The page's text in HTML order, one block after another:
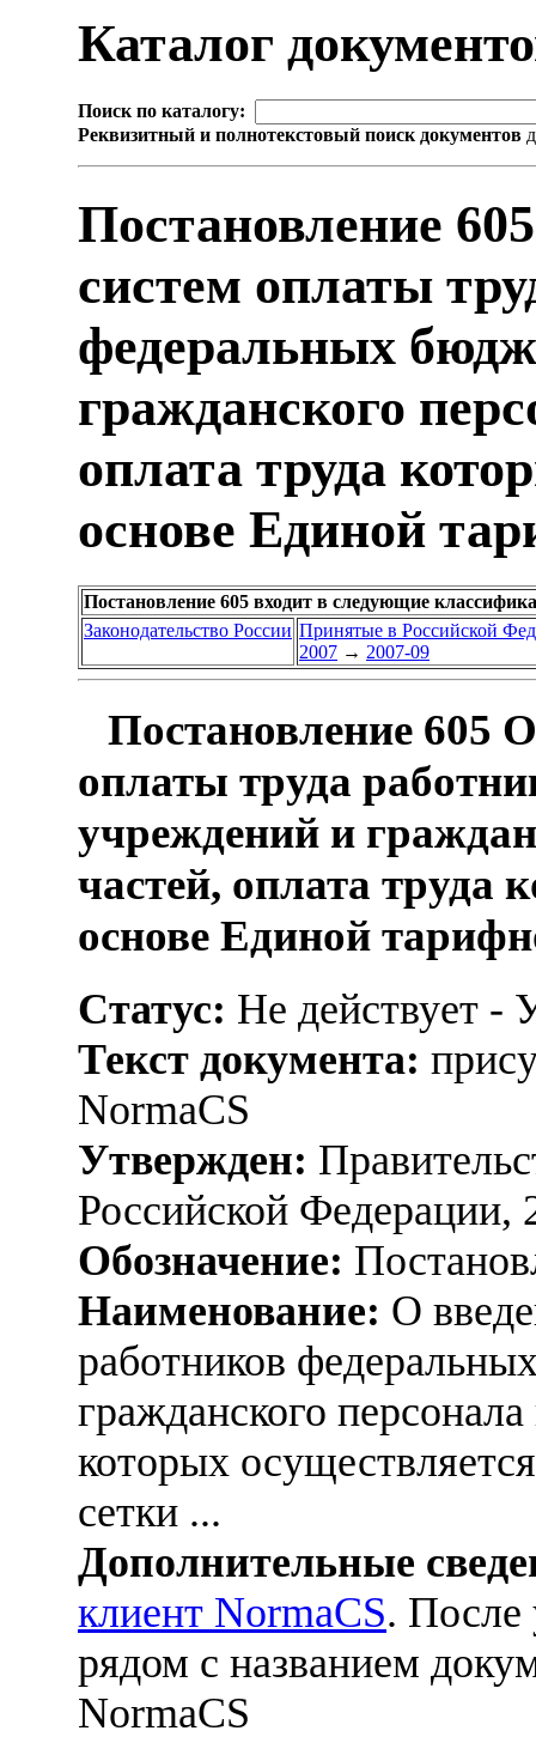
Каталог
Поиск по каталогу:
Реквизитный и полнотекстовый поиск документов
Постановление
систем оплаты
федеральных
гражданского
оплата труда
основе Единой
Постановление 605 входит в следующие
Законодательство России Принятые в Российской
2007 → 2007-09
Постановление 605
оплаты труда
учреждений и
частей, оплата труда
основе Единой
Статус: Не действует -
Текст документа:
NormaCS
Утвержден:
Российской Федерации,
Обозначение:
Наименование: О
работников
гражданского
которых
сетки ...
Дополнительные
клиент NormaCS. После
рядом с названием
NormaCS